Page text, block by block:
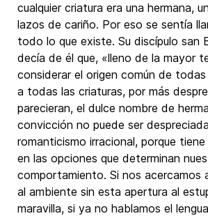
cualquier criatura era una hermana,
lazos de cariño. Por eso se sentía
todo lo que existe. Su discípulo san
decía de él que, «lleno de la mayor
considerar el origen común de
a todas las criaturas, por más
parecieran, el dulce nombre de
convicción no puede ser
romanticismo irracional, porque
en las opciones que determinan
comportamiento. Si nos acercamos
al ambiente sin esta apertura al
maravilla, si ya no hablamos el